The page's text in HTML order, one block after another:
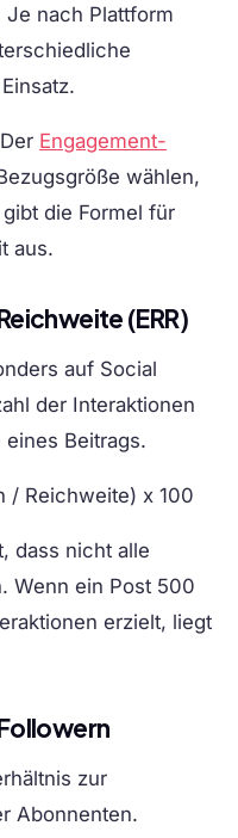
Je nach Plattform
Engagement-
wählen,
die Formel für
aus.
(ERR)
auf Social
der Interaktionen
Beitrags.
/ Reichweite) x 100
dass nicht alle
Wenn ein Post 500
erzielt, liegt
zur
Abonnenten.